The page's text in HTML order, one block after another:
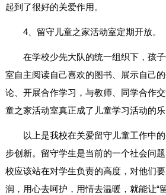
起到了很好的关爱作用。
4、留守儿童之家活动室定期开放。
在学校少先大队的统一组织下，孩
室自主阅读自己喜欢的图书、展示自己
论、开展合作学习，与教师、同学合作
童之家活动室真正成了儿童学习活动的乐
以上是我校在关爱留守儿童工作中
步创新。留守学生是当前的一个社会问
校应该站在对学生负责的高度，对他们
润，用心去呵护，用情去温暖，就能让“